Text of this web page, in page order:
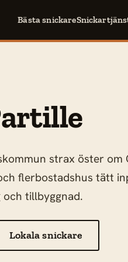
Bästa snickare
strax öster om
flerbostadshus tätt
tillbyggnad.
Lokala snickare